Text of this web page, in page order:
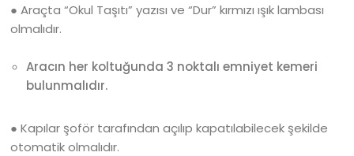
● Araçta “Okul Taşıtı” yazısı ve “Dur” kırmızı ışık lambası
olmalıdır.
Aracın her koltuğunda 3 noktalı emniyet kemeri
bulunmalıdır.
● Kapılar şoför tarafından açılıp kapatılabilecek şekilde
otomatik olmalıdır.